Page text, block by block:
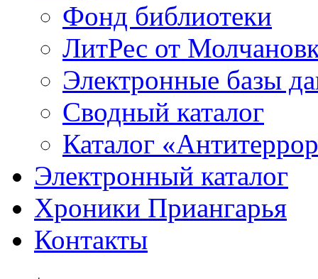
Фонд библиотеки
ЛитРес от
Электронные базы
Сводный каталог
Каталог
Электронный каталог
Хроники Приангарья
Контакты